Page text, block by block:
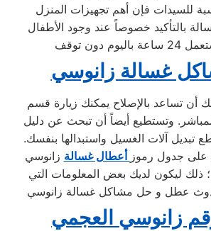
للسيدات فإن أهم تجهيزات المنزل
بالتأكيد خصوصاً عند وجود الأطفال
غسالة زانوسي
أن تساعد بالإصلاح يمكنك زيارة قسم
وتستطيع أيضاً أن تبحث عن دليل
تبديل آلات الغسيل واستبدالها بنفسك.
على جدول رموز أعطال غسالة زانوسي
ذلك ليكون لديك بعض المعلومات التي
زانوسي العجمي